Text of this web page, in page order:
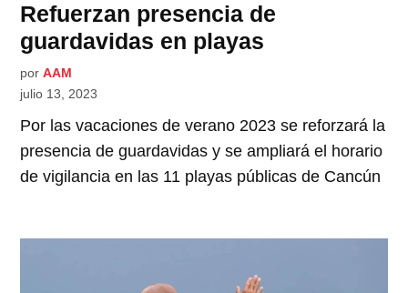
Refuerzan presencia de
guardavidas en playas
por AAM
julio 13, 2023
Por las vacaciones de verano 2023 se reforzará la
presencia de guardavidas y se ampliará el horario
de vigilancia en las 11 playas públicas de Cancún